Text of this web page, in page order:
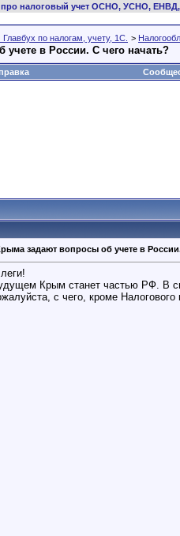
про налоговый учет ОСНО, УСНО,
по налогам, учету, 1С. >
в России. C чего начать?
задают вопросы об учете в
Крым станет частью РФ. В
с чего, кроме